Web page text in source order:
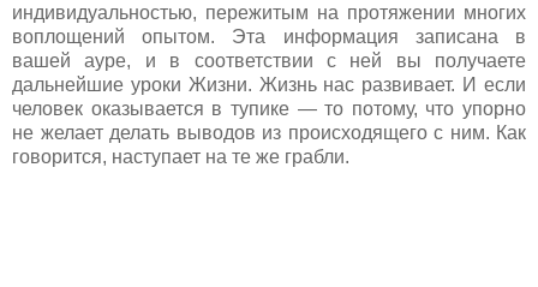
индивидуальностью, пережитым на протяжении многих
воплощений опытом. Эта информация записана в
вашей ауре, и в соответствии с ней вы получаете
дальнейшие уроки Жизни. Жизнь нас развивает. И если
человек оказывается в тупике — то потому, что упорно
не желает делать выводов из происходящего с ним. Как
говорится, наступает на те же грабли.